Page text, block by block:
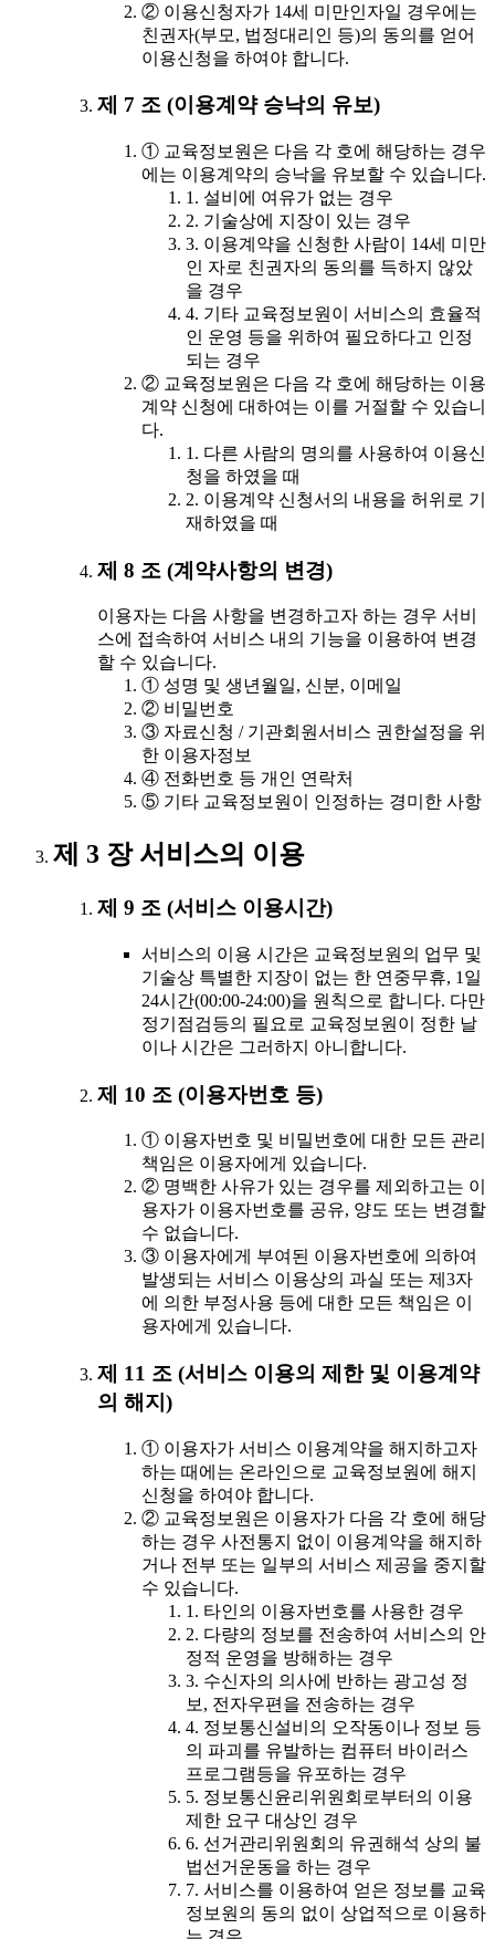
② 이용신청자가 14세 미만인자일 경우에는
친권자(부모, 법정대리인 등)의 동의를 얻어
이용신청을 하여야 합니다.
제 7 조 (이용계약 승낙의 유보)
① 교육정보원은 다음 각 호에 해당하는 경우
에는 이용계약의 승낙을 유보할 수 있습니다.
1. 설비에 여유가 없는 경우
2. 기술상에 지장이 있는 경우
3. 이용계약을 신청한 사람이 14세 미만
인 자로 친권자의 동의를 득하지 않았
을 경우
4. 기타 교육정보원이 서비스의 효율적
인 운영 등을 위하여 필요하다고 인정
되는 경우
② 교육정보원은 다음 각 호에 해당하는 이용
계약 신청에 대하여는 이를 거절할 수 있습니
다.
1. 다른 사람의 명의를 사용하여 이용신
청을 하였을 때
2. 이용계약 신청서의 내용을 허위로 기
재하였을 때
제 8 조 (계약사항의 변경)
이용자는 다음 사항을 변경하고자 하는 경우 서비
스에 접속하여 서비스 내의 기능을 이용하여 변경
할 수 있습니다.
① 성명 및 생년월일, 신분, 이메일
② 비밀번호
③ 자료신청 / 기관회원서비스 권한설정을 위
한 이용자정보
④ 전화번호 등 개인 연락처
⑤ 기타 교육정보원이 인정하는 경미한 사항
제 3 장 서비스의 이용
제 9 조 (서비스 이용시간)
서비스의 이용 시간은 교육정보원의 업무 및
기술상 특별한 지장이 없는 한 연중무휴, 1일
24시간(00:00-24:00)을 원칙으로 합니다. 다만
정기점검등의 필요로 교육정보원이 정한 날
이나 시간은 그러하지 아니합니다.
제 10 조 (이용자번호 등)
① 이용자번호 및 비밀번호에 대한 모든 관리
책임은 이용자에게 있습니다.
② 명백한 사유가 있는 경우를 제외하고는 이
용자가 이용자번호를 공유, 양도 또는 변경할
수 없습니다.
③ 이용자에게 부여된 이용자번호에 의하여
발생되는 서비스 이용상의 과실 또는 제3자
에 의한 부정사용 등에 대한 모든 책임은 이
용자에게 있습니다.
제 11 조 (서비스 이용의 제한 및 이용계약
의 해지)
① 이용자가 서비스 이용계약을 해지하고자
하는 때에는 온라인으로 교육정보원에 해지
신청을 하여야 합니다.
② 교육정보원은 이용자가 다음 각 호에 해당
하는 경우 사전통지 없이 이용계약을 해지하
거나 전부 또는 일부의 서비스 제공을 중지할
수 있습니다.
1. 타인의 이용자번호를 사용한 경우
2. 다량의 정보를 전송하여 서비스의 안
정적 운영을 방해하는 경우
3. 수신자의 의사에 반하는 광고성 정
보, 전자우편을 전송하는 경우
4. 정보통신설비의 오작동이나 정보 등
의 파괴를 유발하는 컴퓨터 바이러스
프로그램등을 유포하는 경우
5. 정보통신윤리위원회로부터의 이용
제한 요구 대상인 경우
6. 선거관리위원회의 유권해석 상의 불
법선거운동을 하는 경우
7. 서비스를 이용하여 얻은 정보를 교육
정보원의 동의 없이 상업적으로 이용하